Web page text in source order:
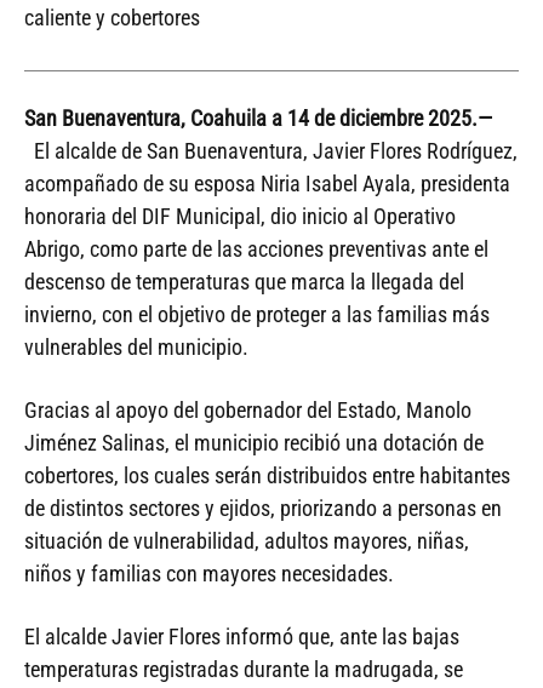
caliente y cobertores
San Buenaventura, Coahuila a 14 de diciembre 2025.—
El alcalde de San Buenaventura, Javier Flores Rodríguez,
acompañado de su esposa Niria Isabel Ayala, presidenta
honoraria del DIF Municipal, dio inicio al Operativo
Abrigo, como parte de las acciones preventivas ante el
descenso de temperaturas que marca la llegada del
invierno, con el objetivo de proteger a las familias más
vulnerables del municipio.
Gracias al apoyo del gobernador del Estado, Manolo
Jiménez Salinas, el municipio recibió una dotación de
cobertores, los cuales serán distribuidos entre habitantes
de distintos sectores y ejidos, priorizando a personas en
situación de vulnerabilidad, adultos mayores, niñas,
niños y familias con mayores necesidades.
El alcalde Javier Flores informó que, ante las bajas
temperaturas registradas durante la madrugada, se